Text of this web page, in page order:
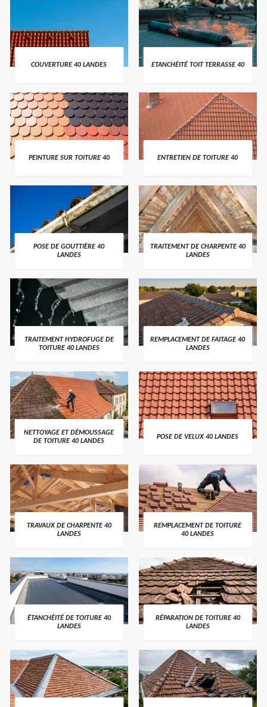
COUVERTURE 40 LANDES ETANCHÉITÉ TOIT TERRASSE 40
PEINTURE SUR TOITURE 40 ENTRETIEN DE TOITURE 40
POSE DE GOUTTIÈRE 40
LANDES
TRAITEMENT DE CHARPENTE 40
LANDES
TRAITEMENT HYDROFUGE DE
TOITURE 40 LANDES
REMPLACEMENT DE FAITAGE 40
LANDES
NETTOYAGE ET DÉMOUSSAGE
DE TOITURE 40 LANDES
POSE DE VELUX 40 LANDES
TRAVAUX DE CHARPENTE 40
LANDES
REMPLACEMENT DE TOITURE
40 LANDES
ÉTANCHÉITÉ DE TOITURE 40
LANDES
RÉPARATION DE TOITURE 40
LANDES